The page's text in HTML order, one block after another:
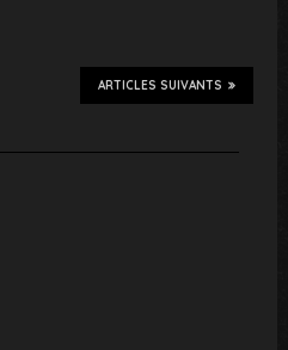
ARTICLES SUIVANTS